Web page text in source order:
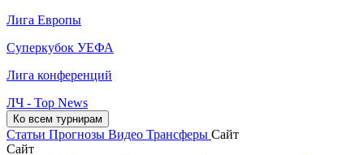
Лига Европы
Суперкубок УЕФА
Лига конференций
ЛЧ - Top News
Ко всем турнирам
Статьи Прогнозы Видео Трансферы Сайт
Сайт